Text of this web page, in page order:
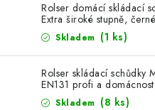
KLASICKÉ TAŠKY
PŘÍSLUŠENSTVÍ
Kontakt Obchodní
Rolser domácí skládací
Extra široké stupně, černé
Skladem (1 ks)
Rolser skládací schůdky
EN131 profi a
Skladem (8 ks)